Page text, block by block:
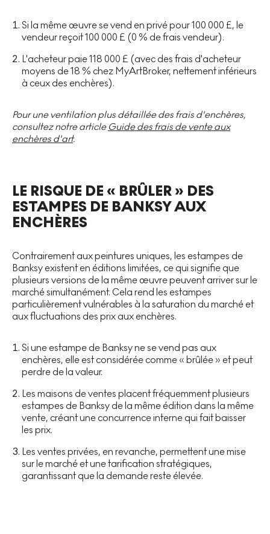
Si la même œuvre se vend en privé pour 100 000 £, le
vendeur reçoit 100 000 £ (0 % de frais vendeur).
L'acheteur paie 118 000 £ (avec des frais d'acheteur
moyens de 18 % chez MyArtBroker, nettement inférieurs
à ceux des enchères).
Pour une ventilation plus détaillée des frais d'enchères,
consultez notre article Guide des frais de vente aux
enchères d'art.
LE RISQUE DE « BRÛLER » DES
ESTAMPES DE BANKSY AUX
ENCHÈRES
Contrairement aux peintures uniques, les estampes de
Banksy existent en éditions limitées, ce qui signifie que
plusieurs versions de la même œuvre peuvent arriver sur le
marché simultanément. Cela rend les estampes
particulièrement vulnérables à la saturation du marché et
aux fluctuations des prix aux enchères.
Si une estampe de Banksy ne se vend pas aux
enchères, elle est considérée comme « brûlée » et peut
perdre de la valeur.
Les maisons de ventes placent fréquemment plusieurs
estampes de Banksy de la même édition dans la même
vente, créant une concurrence interne qui fait baisser
les prix.
Les ventes privées, en revanche, permettent une mise
sur le marché et une tarification stratégiques,
garantissant que la demande reste élevée.